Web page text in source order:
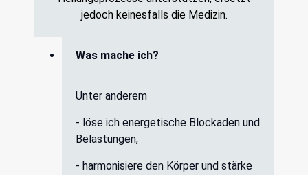
jedoch keinesfalls die Medizin.
Was mache ich?
Unter anderem
- löse ich energetische Blockaden und
Belastungen,
- harmonisiere den Körper und stärke